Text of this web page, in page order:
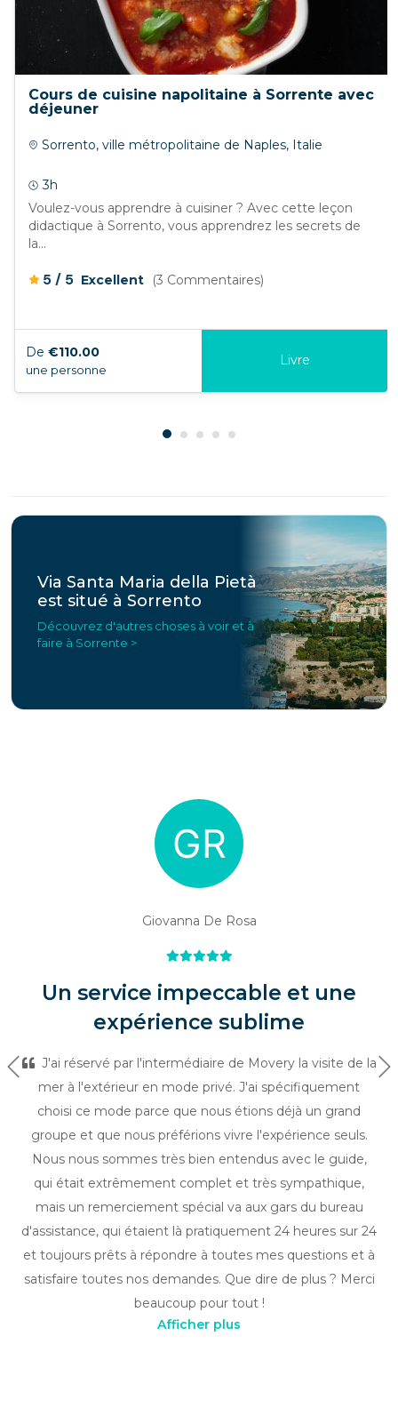
Cours de cuisine napolitaine à Sorrente avec
déjeuner
Sorrento, ville métropolitaine de Naples, Italie
3h
Voulez-vous apprendre à cuisiner ? Avec cette leçon
didactique à Sorrento, vous apprendrez les secrets de
la...
5 /5 Excellent (3 Commentaires)
De €110.00
une personne
Livre
Via Santa Maria della Pietà
est situé à Sorrento
Découvrez d'autres choses à voir et à
faire à Sorrente >
Giovanna De Rosa
Un service impeccable et une
expérience sublime
J'ai réservé par l'intermédiaire de Movery la visite de la
mer à l'extérieur en mode privé. J'ai spécifiquement
choisi ce mode parce que nous étions déjà un grand
groupe et que nous préférions vivre l'expérience seuls.
Nous nous sommes très bien entendus avec le guide,
qui était extrêmement complet et très sympathique,
mais un remerciement spécial va aux gars du bureau
d'assistance, qui étaient là pratiquement 24 heures sur 24
et toujours prêts à répondre à toutes mes questions et à
satisfaire toutes nos demandes. Que dire de plus ? Merci
beaucoup pour tout !
Précédent
Afficher plus